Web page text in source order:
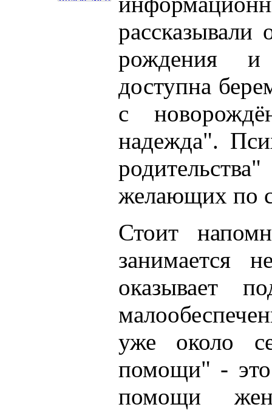
рождения
доступна
с
надежда".
желающих по
Стоит
занимается
оказывает
уже около
помощи" - это
помощи